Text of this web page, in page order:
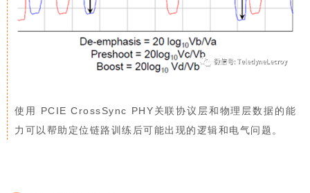
使用 PCIE CrossSync PHY关联协议层和物理层数据的能
力可以帮助定位链路训练后可能出现的逻辑和电气问题。